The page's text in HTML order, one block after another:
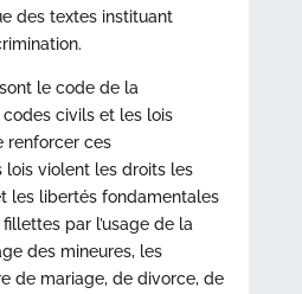
des textes instituant
le code de la
civils et les lois
renforcer ces
lois violent les droits les
les libertés fondamentales
par l’usage de la
des mineures, les
de mariage, de divorce, de